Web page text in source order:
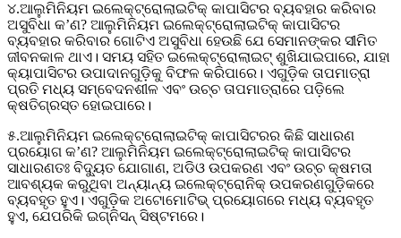
୪.ଆଲୁମିନିୟମ ଇଲେକ୍ଟ୍ରୋଲାଇଟିକ୍ କାପାସିଟର ବ୍ୟବହାର କରିବାର
ଅସୁବିଧା କ’ଣ? ଆଲୁମିନିୟମ ଇଲେକ୍ଟ୍ରୋଲାଇଟିକ୍ କାପାସିଟର
ବ୍ୟବହାର କରିବାର ଗୋଟିଏ ଅସୁବିଧା ହେଉଛି ଯେ ସେମାନଙ୍କର ସୀମିତ
ଜୀବନକାଳ ଥାଏ। ସମୟ ସହିତ ଇଲେକ୍ଟ୍ରୋଲାଇଟ୍ ଶୁଖିଯାଇପାରେ, ଯାହା
କ୍ୟାପାସିଟର ଉପାଦାନଗୁଡ଼ିକୁ ବିଫଳ କରିପାରେ। ଏଗୁଡ଼ିକ ତାପମାତ୍ରା
ପ୍ରତି ମଧ୍ୟ ସମ୍ବେଦନଶୀଳ ଏବଂ ଉଚ୍ଚ ତାପମାତ୍ରାରେ ପଡ଼ିଲେ
କ୍ଷତିଗ୍ରସ୍ତ ହୋଇପାରେ।
୫.ଆଲୁମିନିୟମ ଇଲେକ୍ଟ୍ରୋଲାଇଟିକ୍ କାପାସିଟରର କିଛି ସାଧାରଣ
ପ୍ରୟୋଗ କ’ଣ? ଆଲୁମିନିୟମ ଇଲେକ୍ଟ୍ରୋଲାଇଟିକ୍ କାପାସିଟର
ସାଧାରଣତଃ ବିଦ୍ୟୁତ ଯୋଗାଣ, ଅଡିଓ ଉପକରଣ ଏବଂ ଉଚ୍ଚ କ୍ଷମତା
ଆବଶ୍ୟକ କରୁଥିବା ଅନ୍ୟାନ୍ୟ ଇଲେକ୍ଟ୍ରୋନିକ୍ ଉପକରଣଗୁଡ଼ିକରେ
ବ୍ୟବହୃତ ହୁଏ। ଏଗୁଡ଼ିକ ଅଟୋମୋଟିଭ୍ ପ୍ରୟୋଗରେ ମଧ୍ୟ ବ୍ୟବହୃତ
ହୁଏ, ଯେପରିକି ଇଗ୍ନିସନ୍ ସିଷ୍ଟମରେ।